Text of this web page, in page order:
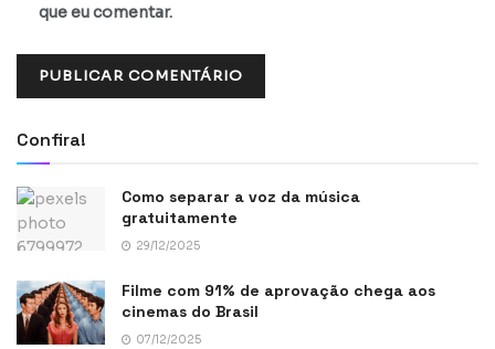
que eu comentar.
Confira!
Como separar a voz da música
gratuitamente
29/12/2025
Filme com 91% de aprovação chega aos
cinemas do Brasil
07/12/2025